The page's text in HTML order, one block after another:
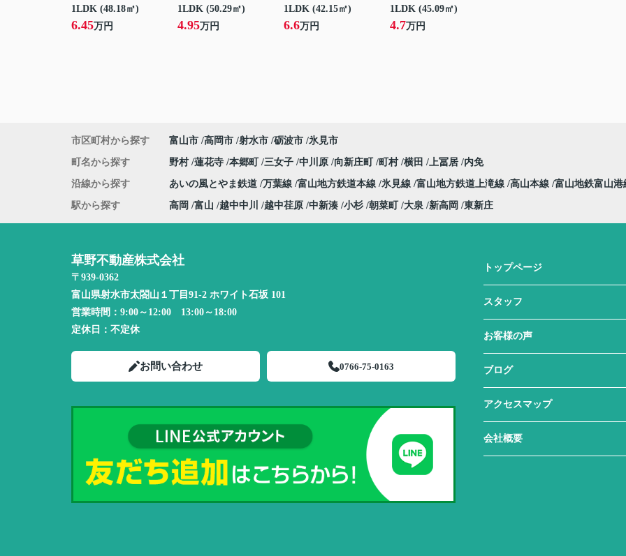
1LDK (48.18㎡)
6.45万円
1LDK (50.29㎡)
4.95万円
1LDK (42.15㎡)
6.6万円
1LDK (45.09㎡)
4.7万円
市区町村から探す 富山市 高岡市 射水市 砺波市 氷見市
町名から探す 野村 蓮花寺 本郷町 三女子 中川原 向新庄町 町村 横田 上冨居 内免
沿線から探す あいの風とやま鉄道 万葉線 富山地方鉄道本線 氷見線 富山地方鉄道上滝線 高山本線 富山地鉄富山港
駅から探す 高岡 富山 越中中川 越中荏原 中新湊 小杉 朝菜町 大泉 新高岡 東新庄
草野不動産株式会社
〒939-0362
富山県射水市太閤山１丁目91-2 ホワイト石坂 101
営業時間： 9:00～12:00 13:00～18:00
定休日： 不定休
お問い合わせ 0766-75-0163
トップページ
スタッフ
お客様の声
ブログ
アクセスマップ
会社概要